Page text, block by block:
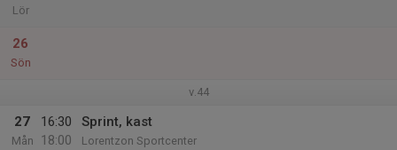
Lör
26
Sön
v.44
27
Mån
16:30
18:00
Sprint, kast
Lorentzon Sportcenter